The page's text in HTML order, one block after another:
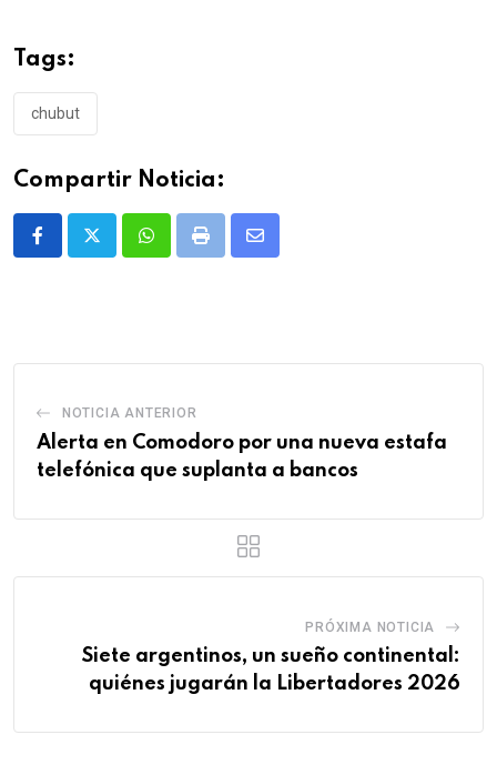
Tags:
chubut
Compartir Noticia:
WhatsappPrint
Share
NOTICIA ANTERIOR
Alerta en Comodoro por una nueva estafa
telefónica que suplanta a bancos
PRÓXIMA NOTICIA
Siete argentinos, un sueño continental:
quiénes jugarán la Libertadores 2026